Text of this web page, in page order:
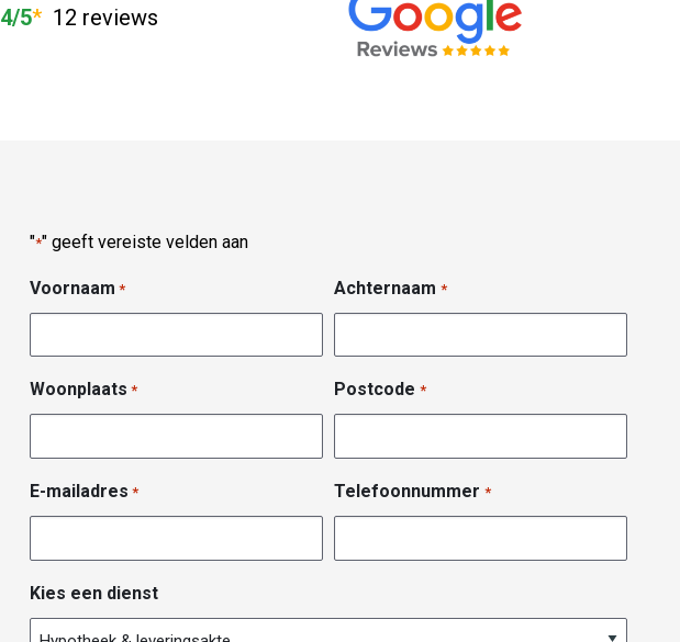
4/5* 12 reviews
"*" geeft vereiste velden aan
Voornaam * Achternaam *
Woonplaats * Postcode *
E-mailadres * Telefoonnummer *
Kies een dienst